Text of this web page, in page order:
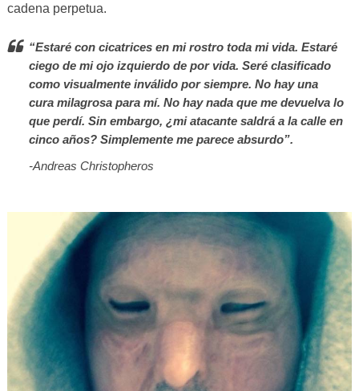
cadena perpetua.
“Estaré con cicatrices en mi rostro toda mi vida. Estaré
ciego de mi ojo izquierdo de por vida. Seré clasificado
como visualmente inválido por siempre. No hay una
cura milagrosa para mí. No hay nada que me devuelva lo
que perdí. Sin embargo, ¿mi atacante saldrá a la calle en
cinco años? Simplemente me parece absurdo”.
-Andreas Christopheros